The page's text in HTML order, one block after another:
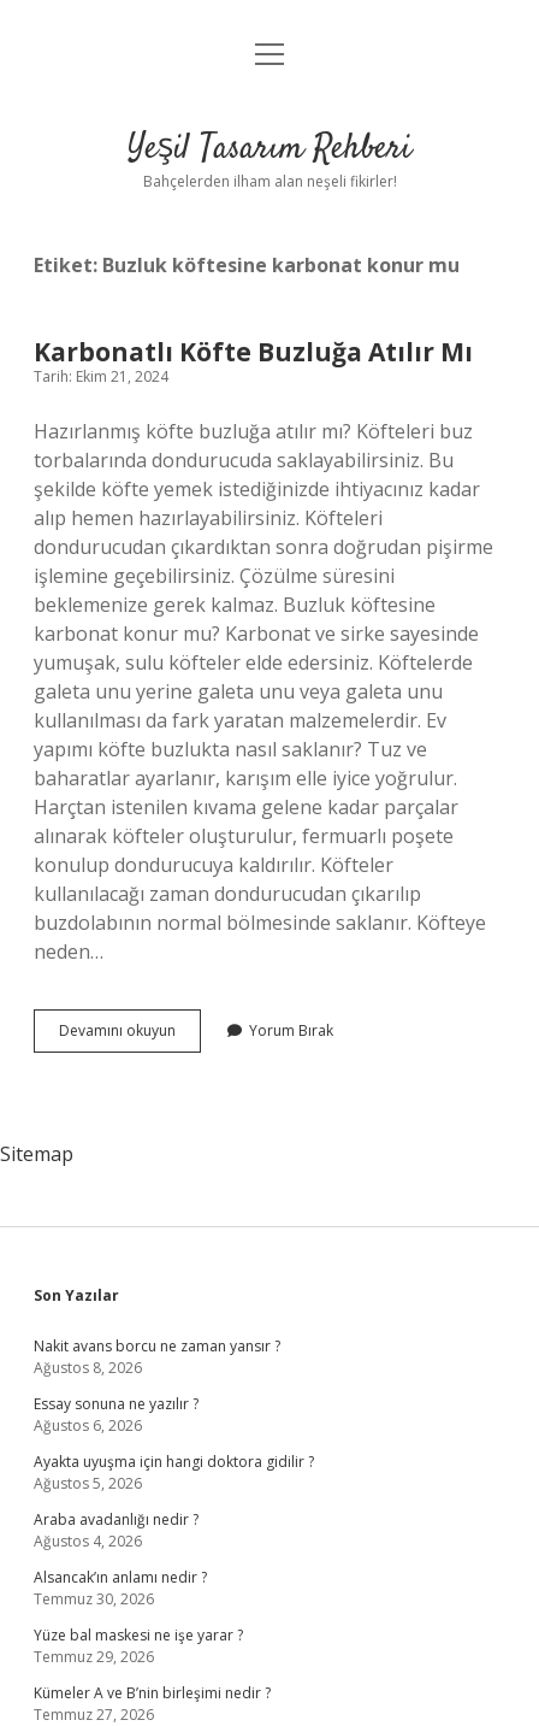
Anasayfa
Yasal Uyarı
menüyü
Yeşil Tasarım Rehberi
Bahçelerden ilham alan neşeli fikirler!
Etiket: Buzluk köftesine karbonat konur mu
Karbonatlı Köfte Buzluğa Atılır Mı
Tarih: Ekim 21, 2024
Hazırlanmış köfte buzluğa atılır mı? Köfteleri buz
torbalarında dondurucuda saklayabilirsiniz. Bu
şekilde köfte yemek istediğinizde ihtiyacınız kadar
alıp hemen hazırlayabilirsiniz. Köfteleri
dondurucudan çıkardıktan sonra doğrudan pişirme
işlemine geçebilirsiniz. Çözülme süresini
beklemenize gerek kalmaz. Buzluk köftesine
karbonat konur mu? Karbonat ve sirke sayesinde
yumuşak, sulu köfteler elde edersiniz. Köftelerde
galeta unu yerine galeta unu veya galeta unu
kullanılması da fark yaratan malzemelerdir. Ev
yapımı köfte buzlukta nasıl saklanır? Tuz ve
baharatlar ayarlanır, karışım elle iyice yoğrulur.
Harçtan istenilen kıvama gelene kadar parçalar
alınarak köfteler oluşturulur, fermuarlı poşete
konulup dondurucuya kaldırılır. Köfteler
kullanılacağı zaman dondurucudan çıkarılıp
buzdolabının normal bölmesinde saklanır. Köfteye
neden…
Devamını okuyun Karbonatlı
Köfte
Yorum Bırak
Sitemap
Sidebar
Son Yazılar
Nakit avans borcu ne zaman yansır ?
Ağustos 8, 2026
Essay sonuna ne yazılır ?
Ağustos 6, 2026
Ayakta uyuşma için hangi doktora gidilir ?
Ağustos 5, 2026
Araba avadanlığı nedir ?
Ağustos 4, 2026
Alsancak’ın anlamı nedir ?
Temmuz 30, 2026
Yüze bal maskesi ne işe yarar ?
Temmuz 29, 2026
Kümeler A ve B’nin birleşimi nedir ?
Temmuz 27, 2026